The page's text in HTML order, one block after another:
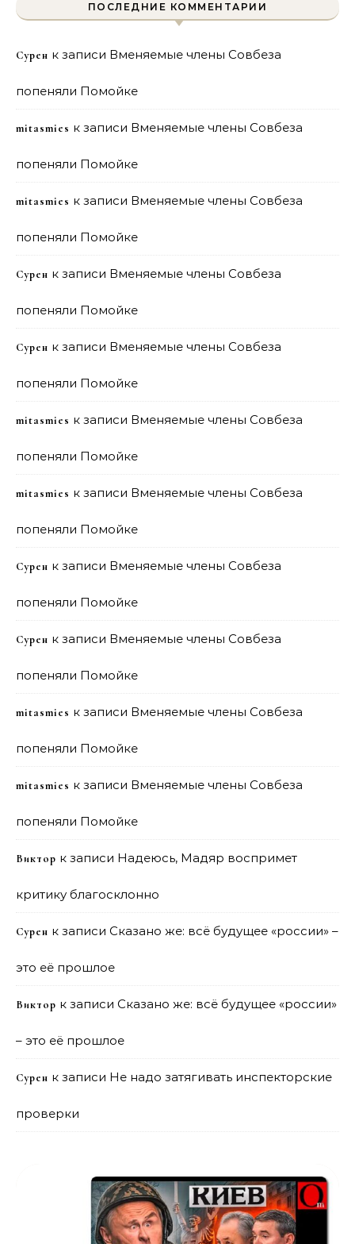
ПОСЛЕДНИЕ КОММЕНТАРИИ
Сурен к записи Вменяемые члены Совбеза
попеняли Помойке
mitasmies к записи Вменяемые члены Совбеза
попеняли Помойке
mitasmies к записи Вменяемые члены Совбеза
попеняли Помойке
Сурен к записи Вменяемые члены Совбеза
попеняли Помойке
Сурен к записи Вменяемые члены Совбеза
попеняли Помойке
mitasmies к записи Вменяемые члены Совбеза
попеняли Помойке
mitasmies к записи Вменяемые члены Совбеза
попеняли Помойке
Сурен к записи Вменяемые члены Совбеза
попеняли Помойке
Сурен к записи Вменяемые члены Совбеза
попеняли Помойке
mitasmies к записи Вменяемые члены Совбеза
попеняли Помойке
mitasmies к записи Вменяемые члены Совбеза
попеняли Помойке
Виктор к записи Надеюсь, Мадяр воспримет
критику благосклонно
Сурен к записи Сказано же: всё будущее «россии» –
это её прошлое
Виктор к записи Сказано же: всё будущее «россии»
– это её прошлое
Сурен к записи Не надо затягивать инспекторские
проверки